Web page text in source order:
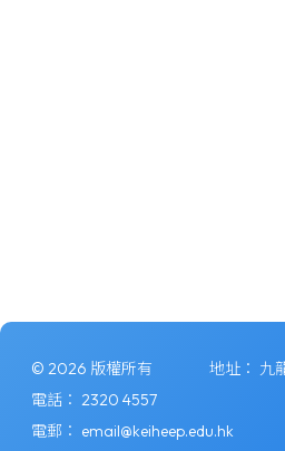
© 2026 版權所有 地址： 九
電話： 2320 4557
電郵： email@keiheep.edu.hk